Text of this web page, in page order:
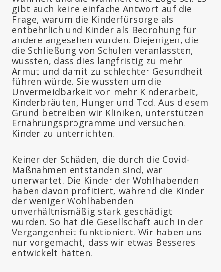
gibt auch keine einfache Antwort auf die
Frage, warum die Kinderfürsorge als
entbehrlich und Kinder als Bedrohung für
andere angesehen wurden. Diejenigen, die
die Schließung von Schulen veranlassten,
wussten, dass dies langfristig zu mehr
Armut und damit zu schlechter Gesundheit
führen würde. Sie wussten um die
Unvermeidbarkeit von mehr Kinderarbeit,
Kinderbräuten, Hunger und Tod. Aus diesem
Grund betreiben wir Kliniken, unterstützen
Ernährungsprogramme und versuchen,
Kinder zu unterrichten.
Keiner der Schäden, die durch die Covid-
Maßnahmen entstanden sind, war
unerwartet. Die Kinder der Wohlhabenden
haben davon profitiert, während die Kinder
der weniger Wohlhabenden
unverhältnismäßig stark geschädigt
wurden. So hat die Gesellschaft auch in der
Vergangenheit funktioniert. Wir haben uns
nur vorgemacht, dass wir etwas Besseres
entwickelt hätten.